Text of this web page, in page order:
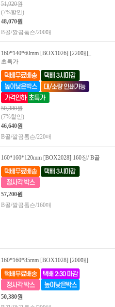
51,920원
(7%할인)
48,070원
B골/깔끔톰슨/200매
160*140*60mm [BOX1026] [220매]_
초특가
50,380원
(7%할인)
46,640원
B골/깔끔톰슨/220매
160*160*120mm [BOX2028] 160장/ B골
57,200원
B골/깔끔톰슨/160매
160*160*85mm [BOX1028] [200매]
50,380원